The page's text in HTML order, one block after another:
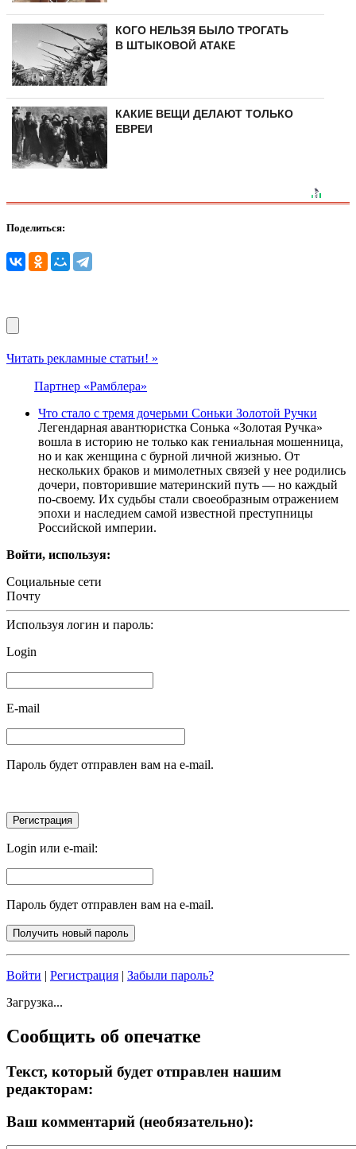
КОГО НЕЛЬЗЯ БЫЛО ТРОГАТЬ
В ШТЫКОВОЙ АТАКЕ
КАКИЕ ВЕЩИ ДЕЛАЮТ ТОЛЬКО
ЕВРЕИ
Поделиться:
Читать рекламные статьи! »
Партнер «Рамблера»
Что стало с тремя дочерьми Соньки Золотой Ручки
Легендарная авантюристка Сонька «Золотая Ручка»
вошла в историю не только как гениальная мошенница,
но и как женщина с бурной личной жизнью. От
нескольких браков и мимолетных связей у нее родились
дочери, повторившие материнский путь — но каждый
по-своему. Их судьбы стали своеобразным отражением
эпохи и наследием самой известной преступницы
Российской империи.
Войти, используя:
Социальные сети
Почту
Используя логин и пароль:
Login
E-mail
Пароль будет отправлен вам на e-mail.
Login или e-mail:
Пароль будет отправлен вам на e-mail.
Войти | Регистрация | Забыли пароль?
Загрузка...
Сообщить об опечатке
Текст, который будет отправлен нашим
редакторам:
Ваш комментарий (необязательно):